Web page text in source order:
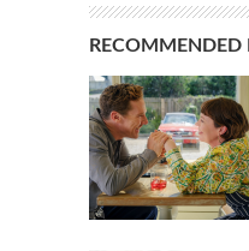
RECOMMENDED